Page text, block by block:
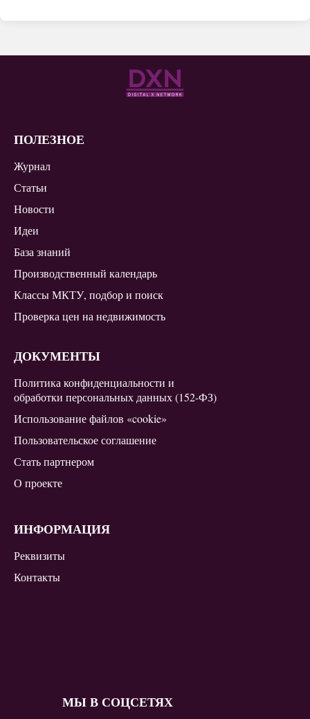
ПОЛЕЗНОЕ
Журнал
Статьи
Новости
Идеи
База знаний
Производственный календарь
Классы МКТУ, подбор и поиск
Проверка цен на недвижимость
ДОКУМЕНТЫ
Политика конфиденциальности и
обработки персональных данных (152-ФЗ)
Использование файлов «cookie»
Пользовательское соглашение
Стать партнером
О проекте
ИНФОРМАЦИЯ
Реквизиты
Контакты
МЫ В СОЦСЕТЯХ